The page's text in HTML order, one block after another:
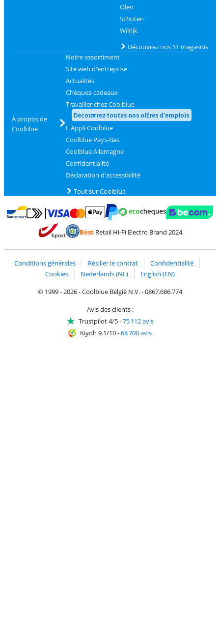
Olen
Schoten
Wilrijk
Découvrez nos 11 magasins
À propos de
Coolblue
Notre assortiment
Site web d'entreprise
Actualités
Chèques-cadeaux
Travailler chez Coolblue
Découvrez toutes nos offres d'emplois
L'Appli Coolblue
Coolblue Pays-Bas
Coolblue Allemagne
Confidentialité
Déclaration d'accessibilité
Tout sur Coolblue
Payer avec Bancontact
Payer avec MasterCard et Visa via ClickToPay
BestRetail Hi-Fi Electro Brand 2024
Conditions générales Résilier le contrat
Confidentialité
Cookies
Nederlands (NL)
English (EN)
© 1999 - 2026 - Coolblue België N.V. - 0867.686.774
Avis des clients :
Trustpilot 4/5-75 112 avis
Kiyoh 9.1/10-68 700 avis